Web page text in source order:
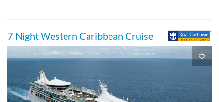
7 Night Western Caribbean Cruise